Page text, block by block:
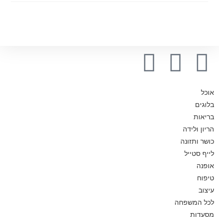
אוכל
בלוגים
בריאות
הריון ולידה
כושר ותזונה
לייף סטייל
אופנה
טיפוח
עיצוב
לכל המשפחה
מסעדות